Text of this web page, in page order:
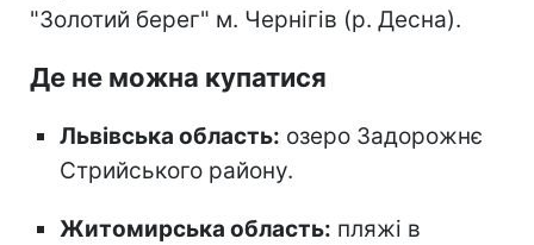
"Золотий берег" м. Чернігів (р. Десна).
Де не можна купатися
Львівська область: озеро Задорожнє
Стрийського району.
Житомирська область: пляжі в